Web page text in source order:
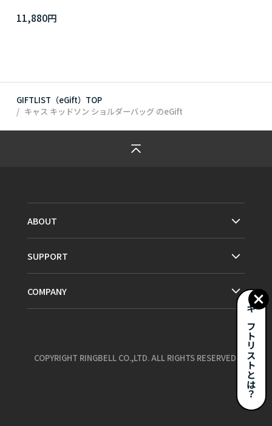
11,880円
GIFTLIST（eGift）TOP
キャス キッドソン ショルダーバッグのeGift
ギフトリストとは？
ABOUT
SUPPORT
COMPANY
COPYRIGHT RINGBELL CO.,LTD. ALL RIGHTS RESERVED.